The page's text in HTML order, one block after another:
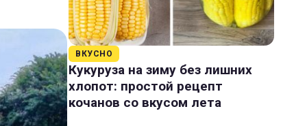
ВКУСНО
Кукуруза на зиму без лишних
хлопот: простой рецепт
кочанов со вкусом лета